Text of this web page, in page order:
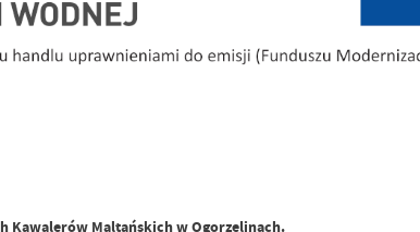
Kawalerów Maltańskich w Ogorzelinach.